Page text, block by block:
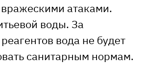
атаками.
воды. За
вода не будет
санитарным нормам.